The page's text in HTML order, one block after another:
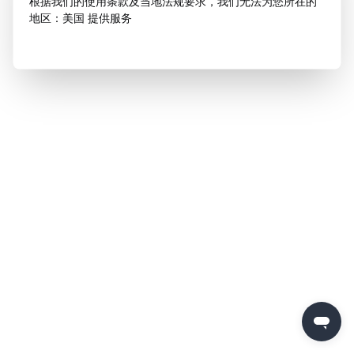
地区：美国 提供服务